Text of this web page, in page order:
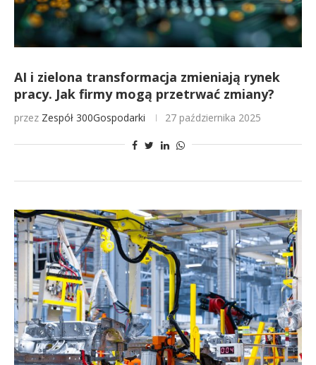
AI i zielona transformacja zmieniają rynek
pracy. Jak firmy mogą przetrwać zmiany?
przez Zespół 300Gospodarki 27 października 2025